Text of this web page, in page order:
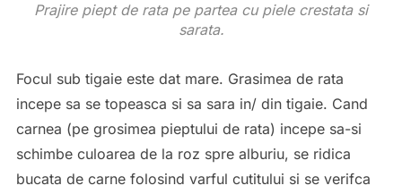
Prajire piept de rata pe partea cu piele crestata si
sarata.
Focul sub tigaie este dat mare. Grasimea de rata
incepe sa se topeasca si sa sara in/ din tigaie. Cand
carnea (pe grosimea pieptului de rata) incepe sa-si
schimbe culoarea de la roz spre alburiu, se ridica
bucata de carne folosind varful cutitului si se verifca